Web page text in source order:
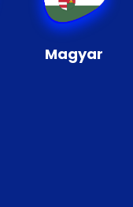
Magyar